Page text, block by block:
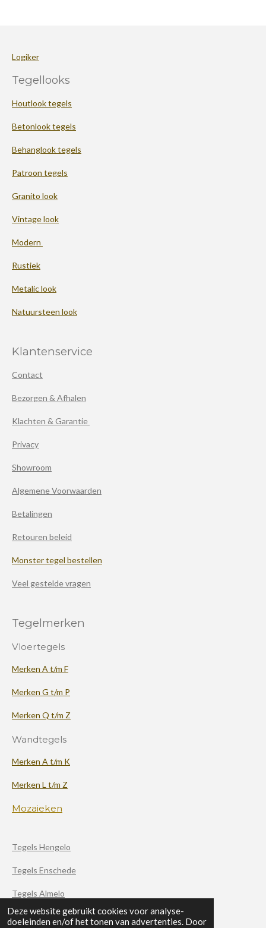
Deze website gebruikt cookies voor analyse-
doeleinden en/of het tonen van advertenties. Door
Logiker
Tegellooks
Houtlook tegels
Betonlook tegels
Behanglook tegels
Patroon tegels
Granito look
Vintage look
Modern
Rustiek
Metalic look
Natuursteen look
Klantenservice
Contact
Bezorgen & Afhalen
Klachten & Garantie
Privacy
Showroom
Algemene Voorwaarden
Betalingen
Retouren beleid
Monster tegel bestellen
Veel gestelde vragen
Tegelmerken
Vloertegels
Merken A t/m F
Merken G t/m P
Merken Q t/m Z
Wandtegels
Merken A t/m K
Merken L t/m Z
Mozaieken
Tegels Hengelo
Tegels Enschede
Tegels Almelo
F X I